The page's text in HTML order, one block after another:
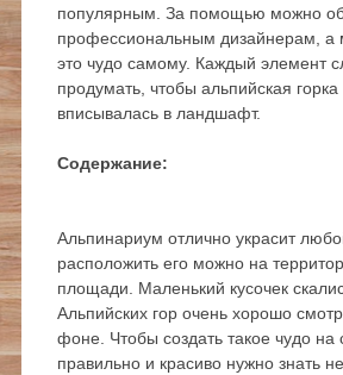
популярным. За помощью можно
профессиональным дизайнерам, а
это чудо самому. Каждый элемент
продумать, чтобы альпийская
вписывалась в ландшафт.
Содержание:
Альпинариум отлично украсит
расположить его можно на
площади. Маленький кусочек
Альпийских гор очень хорошо
фоне. Чтобы создать такое чудо на
правильно и красиво нужно знать